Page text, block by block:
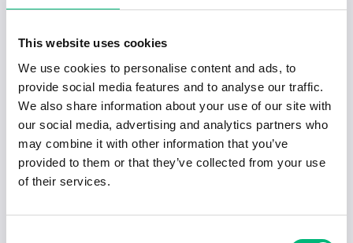
This website uses cookies
We use cookies to personalise content and ads, to
provide social media features and to analyse our traffic.
We also share information about your use of our site with
our social media, advertising and analytics partners who
may combine it with other information that you’ve
provided to them or that they’ve collected from your use
of their services.
...
Sigtuna
2026-07-06
Transportledare (Märsta)
OHLSSONS I LANDSKRONA AB
Sigtuna Heltid 2026-08-30
2026-07-06
...